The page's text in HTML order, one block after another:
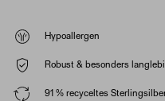
Hypoallergen
Robust & besonders
91 % recyceltes